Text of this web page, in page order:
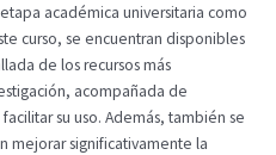
académica universitaria como
curso, se encuentran disponibles
de los recursos más
acompañada de
su uso. Además, también se
mejorar significativamente la